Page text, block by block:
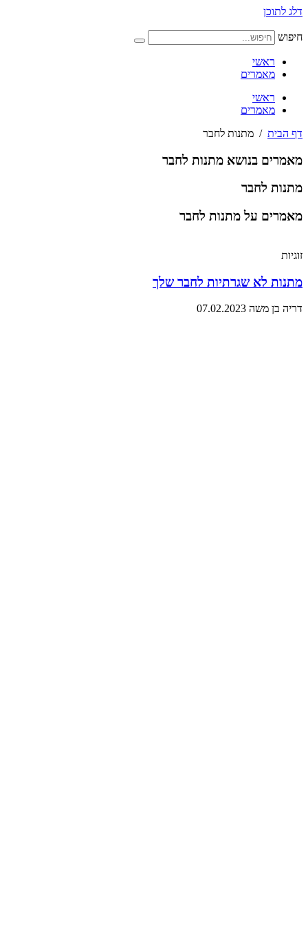
דלג לתוכן
חיפוש
ראשי
מאמרים
ראשי
מאמרים
דף הבית / מתנות לחבר
מאמרים בנושא מתנות לחבר
מתנות לחבר
מאמרים על מתנות לחבר
זוגיות
מתנות לא שגרתיות לחבר שלך
דריה בן משה 07.02.2023